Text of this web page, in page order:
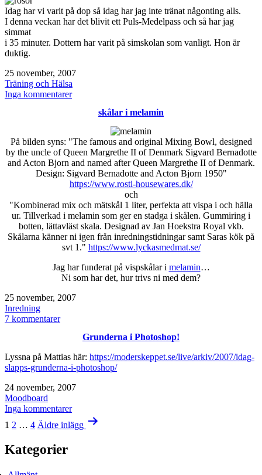
Idag har vi varit på dop så idag har jag inte tränat någonting alls.
I denna veckan har det blivit ett Puls-Medelpass och så har jag
simmat
i 35 minuter. Dottern har varit på simskolan som vanligt. Hon är
duktig.
Publicerat
den
25 november, 2007
Kategoriserat
som
Träning och Hälsa
Inga kommentarertill
skålar i melamin
På bilden syns: "The famous and original Mixing Bowl, designed
by the uncle of Queen Margrethe II of Denmark Sigvard Bernadotte
and Acton Bjorn and named after Queen Margrethe II of Denmark.
Design: Sigvard Bernadotte and Acton Bjorn 1950"
https://www.rosti-housewares.dk/
och
"Kombinerad mix och mätskål 1 liter, perfekta att vispa i och hälla
ur. Tillverkad i melamin som ger en stadga i skålen. Gummiring i
botten, lättavläst skala. Designad av Jan Hoekstra Royal vkb.
Skålarna känner ni igen från inredningstidningar samt Saras kök på
svt 1." https://www.lyckasmedmat.se/
Jag har funderat på vispskålar i melamin…
Ni som har det, hur trivs ni med dem?
Publicerat
den
25 november, 2007
Kategoriserat
som
Inredning
7 kommentarertill
Grunderna i Photoshop!
Lyssna på Mattias här: https://moderskeppet.se/live/arkiv/2007/idag-
slapps-grunderna-i-photoshop/
Publicerat
den
24 november, 2007
Kategoriserat
som
Moodboard
Inga kommentarertill
Grunderna
i
Sidnumrering
inlägg
1 2 … 4 Äldre inlägg
Kategorier